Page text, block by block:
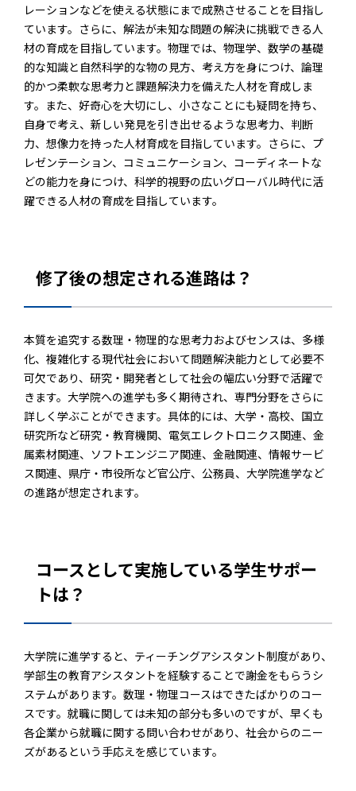
レーションなどを使える状態にまで成熟させることを目指し
ています。さらに、解法が未知な問題の解決に挑戦できる人
材の育成を目指しています。物理では、物理学、数学の基礎
的な知識と自然科学的な物の見方、考え方を身につけ、論理
的かつ柔軟な思考力と課題解決力を備えた人材を育成しま
す。また、好奇心を大切にし、小さなことにも疑問を持ち、
自身で考え、新しい発見を引き出せるような思考力、判断
力、想像力を持った人材育成を目指しています。さらに、プ
レゼンテーション、コミュニケーション、コーディネートな
どの能力を身につけ、科学的視野の広いグローバル時代に活
躍できる人材の育成を目指しています。
修了後の想定される進路は？
本質を追究する数理・物理的な思考力およびセンスは、多様
化、複雑化する現代社会において問題解決能力として必要不
可欠であり、研究・開発者として社会の幅広い分野で活躍で
きます。大学院への進学も多く期待され、専門分野をさらに
詳しく学ぶことができます。具体的には、大学・高校、国立
研究所など研究・教育機関、電気エレクトロニクス関連、金
属素材関連、ソフトエンジニア関連、金融関連、情報サービ
ス関連、県庁・市役所など官公庁、公務員、大学院進学など
の進路が想定されます。
コースとして実施している学生サポー
トは？
大学院に進学すると、ティーチングアシスタント制度があり、
学部生の教育アシスタントを経験することで謝金をもらうシ
ステムがあります。数理・物理コースはできたばかりのコー
スです。就職に関しては未知の部分も多いのですが、早くも
各企業から就職に関する問い合わせがあり、社会からのニー
ズがあるという手応えを感じています。